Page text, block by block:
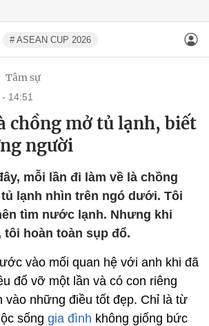
# ASEAN CUP 2026
Tâm sự
14:51
chồng mở tủ lạnh, biết
người
mỗi lần đi làm về là chồng
lạnh nhìn trên ngó dưới. Tôi
tìm nước lạnh. Nhưng khi
tôi hoàn toàn sụp đổ.
vào mối quan hệ với anh khi đã
đổ vỡ một lần và có con riêng
vào những điều tốt đẹp. Chỉ là từ
sống gia đình không giống bức